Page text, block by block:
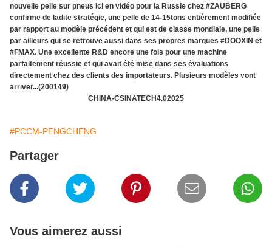
nouvelle pelle sur pneus ici en vidéo pour la Russie chez #ZAUBERG
confirme de ladite stratégie, une pelle de 14-15tons entièrement modifiée
par rapport au modèle précédent et qui est de classe mondiale, une pelle
par ailleurs qui se retrouve aussi dans ses propres marques #DOOXIN et
#FMAX. Une excellente R&D encore une fois pour une machine
parfaitement réussie et qui avait été mise dans ses évaluations
directement chez des clients des importateurs. Plusieurs modèles vont
arriver...(200149)
CHINA-CSINATECH4.02025
#PCCM-PENGCHENG
Partager
Vous aimerez aussi